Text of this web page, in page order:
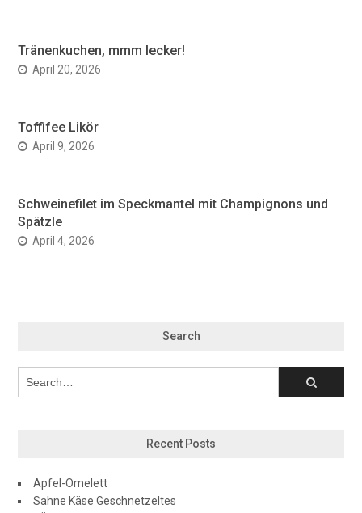
Tränenkuchen, mmm lecker!
April 20, 2026
Toffifee Likör
April 9, 2026
Schweinefilet im Speckmantel mit Champignons und
Spätzle
April 4, 2026
Search
Recent Posts
Apfel-Omelett
Sahne Käse Geschnetzeltes